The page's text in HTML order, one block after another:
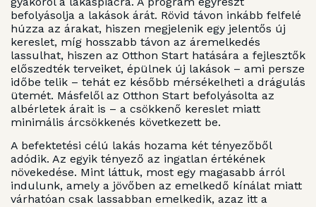
befolyásolja a lakások árát. Rövid távon inkább felfelé
húzza az árakat, hiszen megjelenik egy jelentős új
kereslet, míg hosszabb távon az áremelkedés
lassulhat, hiszen az Otthon Start hatására a fejlesztők
előszedték terveiket, épülnek új lakások – ami persze
időbe telik – tehát ez később mérsékelheti a drágulás
ütemét. Másfelől az Otthon Start befolyásolta az
albérletek árait is – a csökkenő kereslet miatt
minimális árcsökkenés következett be.
A befektetési célú lakás hozama két tényezőből
adódik. Az egyik tényező az ingatlan értékének
növekedése. Mint láttuk, most egy magasabb árról
indulunk, amely a jövőben az emelkedő kínálat miatt
várhatóan csak lassabban emelkedik, azaz itt a